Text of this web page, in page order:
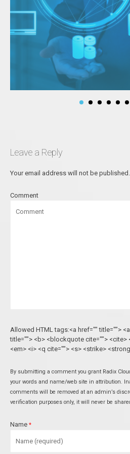
Leave a Reply
Your email address will not be published.
Comment
Allowed HTML tags:<a href="" title="">
title=""> <b> <blockquote cite=""> <cite>
<em> <i> <q cite=""> <s> <strike>
By submitting a comment you grant Radix
your words and name/web site in attribution.
comments will be removed at an admin’s
verification purposes only, it will never be
Name *